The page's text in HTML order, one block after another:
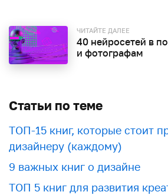
ЧИТАЙТЕ ДАЛЕЕ
40 нейросетей в
и фотографам
Статьи по теме
ТОП-15 книг, которые стоит
дизайнеру (каждому)
9 важных книг о дизайне
ТОП 5 книг для развития